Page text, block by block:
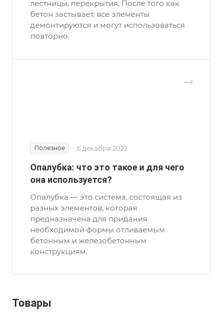
лестницы, перекрытия. После того как
бетон застывает, все элементы
демонтируются и могут использоваться
повторно.
Полезное 6 декабря 2022
Опалубка: что это такое и для чего
она используется?
Опалубка — это система, состоящая из
разных элементов, которая
предназначена для придания
необходимой формы отливаемым
бетонным и железобетонным
конструкциям.
Товары